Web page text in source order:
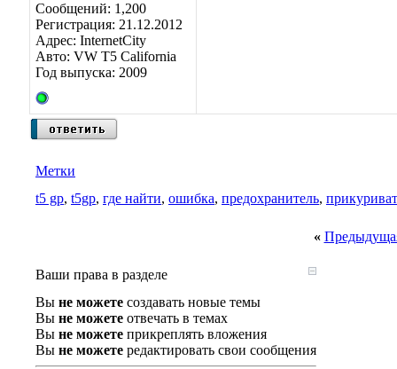
Сообщений: 1,200
Регистрация: 21.12.2012
Адрес: InternetCity
Авто: VW T5 California
Год выпуска: 2009
Метки
t5 gp, t5gp, где найти, ошибка, предохранитель,
«
Ваши права в разделе
Вы не можете создавать новые темы
Вы не можете отвечать в темах
Вы не можете прикреплять вложения
Вы не можете редактировать свои сообщения